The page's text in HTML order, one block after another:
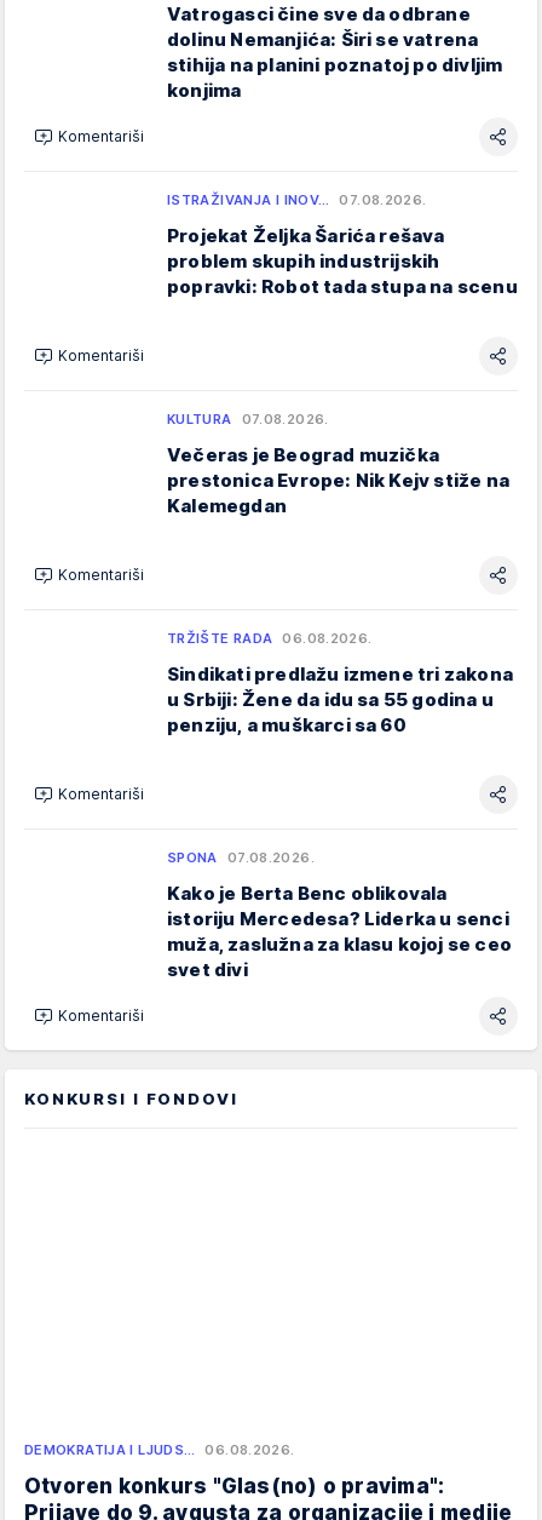
Vatrogasci čine sve da odbrane
dolinu Nemanjića: Širi se vatrena
stihija na planini poznatoj po divljim
konjima
Komentariši
ISTRAŽIVANJA I INOV… 07.08.2026.
Projekat Željka Šarića rešava
problem skupih industrijskih
popravki: Robot tada stupa na scenu
Komentariši
KULTURA 07.08.2026.
Večeras je Beograd muzička
prestonica Evrope: Nik Kejv stiže na
Kalemegdan
Komentariši
TRŽIŠTE RADA 06.08.2026.
Sindikati predlažu izmene tri zakona
u Srbiji: Žene da idu sa 55 godina u
penziju, a muškarci sa 60
Komentariši
SPONA 07.08.2026.
Kako je Berta Benc oblikovala
istoriju Mercedesa? Liderka u senci
muža, zaslužna za klasu kojoj se ceo
svet divi
Komentariši
KONKURSI I FONDOVI
DEMOKRATIJA I LJUDS… 06.08.2026.
Otvoren konkurs "Glas(no) o pravima":
Prijave do 9. avgusta za organizacije i medije